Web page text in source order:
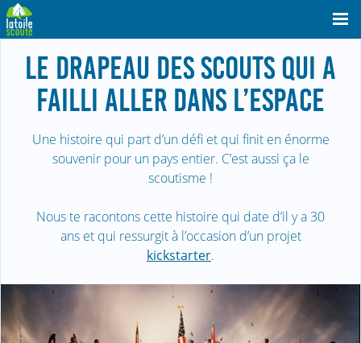
LE DRAPEAU DES SCOUTS QUI A
FAILLI ALLER DANS L’ESPACE
Une histoire qui part d’un défi et qui finit en énorme
souvenir pour un pays entier. C’est aussi ça le
scoutisme !
Nous te racontons cette histoire qui date d’il y a 30
ans et qui ressurgit à l’occasion d’un projet
kickstarter.